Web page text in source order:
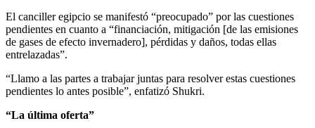
El canciller egipcio se manifestó “preocupado” por las cuestiones
pendientes en cuanto a “financiación, mitigación [de las emisiones
de gases de efecto invernadero], pérdidas y daños, todas ellas
entrelazadas”.
“Llamo a las partes a trabajar juntas para resolver estas cuestiones
pendientes lo antes posible”, enfatizó Shukri.
“La última oferta”